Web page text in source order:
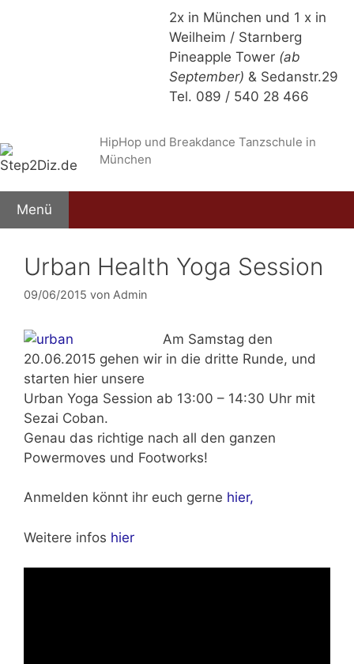
2x in München und 1 x in
Weilheim / Starnberg
Pineapple Tower (ab
September) & Sedanstr.29
Tel. 089 / 540 28 466
HipHop und Breakdance Tanzschule in
München
Menü
Urban Health Yoga Session
09/06/2015 von Admin
Am Samstag den
20.06.2015 gehen wir in die dritte Runde, und
starten hier unsere
Urban Yoga Session ab 13:00 – 14:30 Uhr mit
Sezai Coban.
Genau das richtige nach all den ganzen
Powermoves und Footworks!
Anmelden könnt ihr euch gerne hier,
Weitere infos hier